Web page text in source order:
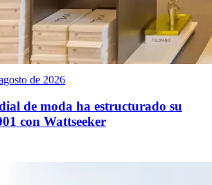
de 2026
de moda ha estructurado su
con Wattseeker